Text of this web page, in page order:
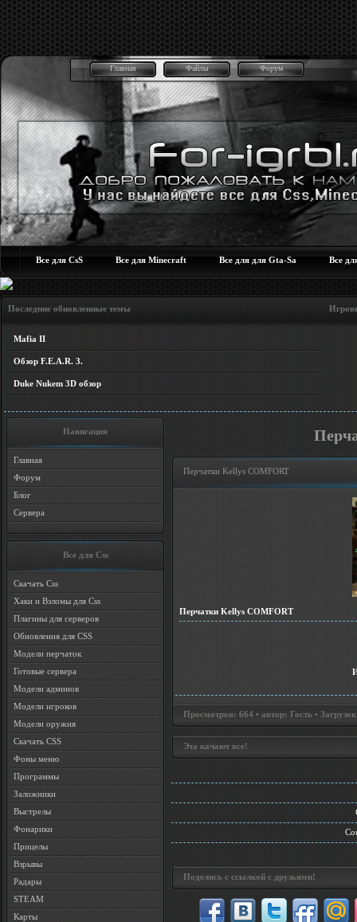
Главная Файлы Форум
Все для CsS Все для Minecraft Все для для Gta-Sa Все
Последние обновленные темы Игровые
Mafia II
Обзор F.E.A.R. 3.
Duke Nukem 3D обзор
Навигация
Главная
Форум
Блог
Сервера
Все для Css
Скачать Css
Хаки и Взломы для Css
Плагины для серверов
Обновления для CSS
Модели перчаток
Готовые сервера
Модели админов
Модели игроков
Модели оружия
Скачать CSS
Фоны меню
Программы
Заложники
Выстрелы
Фонарики
Прицелы
Взрывы
Радары
STEAM
Карты
Перчатки Kellys COMFORT
Перчатки Kellys COMFORT
Просмотров: 664 • автор: Гость •
Эта качают все!
Поделись с ссылкой с друзьями!